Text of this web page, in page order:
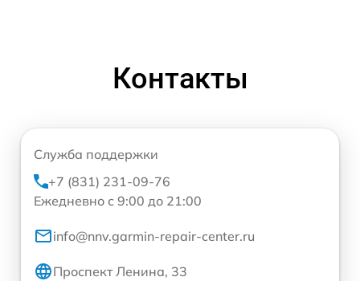
Контакты
Служба поддержки
+7 (831) 231-09-76
Ежедневно с 9:00 до 21:00
info@nnv.garmin-repair-center.ru
Проспект Ленина, 33